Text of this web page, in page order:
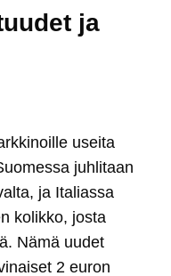
ja
useita
juhlitaan
ja Italiassa
kolikko, josta
Nämä uudet
2 euron